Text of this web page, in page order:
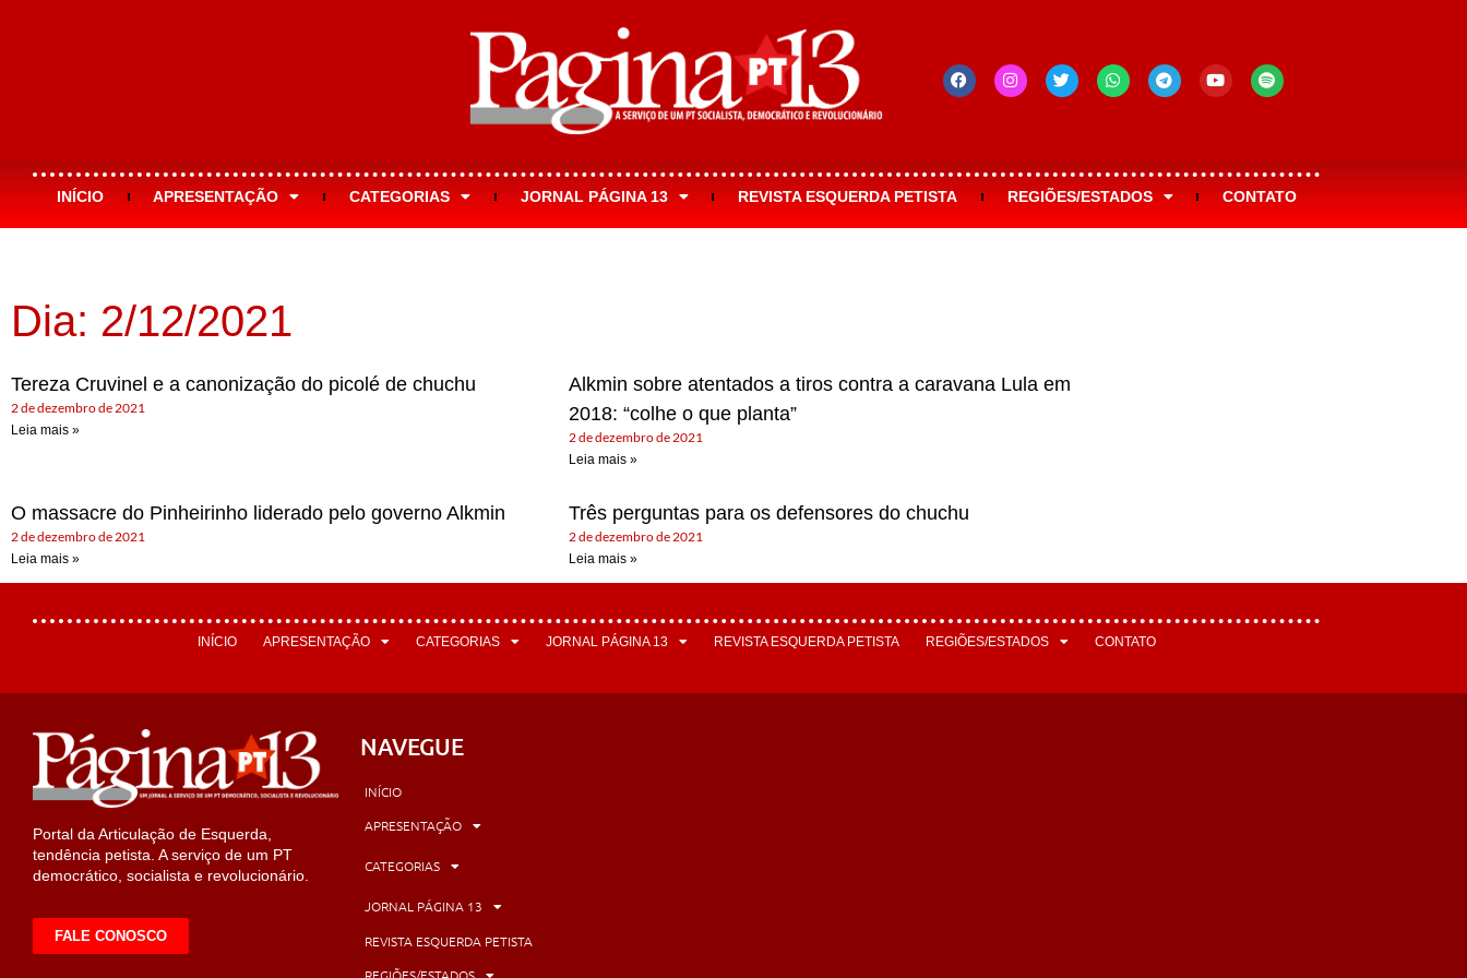
INÍCIO APRESENTAÇÃO CATEGORIAS JORNAL PÁGINA 13 REVISTA ESQUERDA PETISTA REGIÕES/ESTADOS CONTATO
Dia: 2/12/2021
Tereza Cruvinel e a canonização do picolé de chuchu
2 de dezembro de 2021
Leia mais »
Alkmin sobre atentados a tiros contra a caravana Lula em
2018: “colhe o que planta”
2 de dezembro de 2021
Leia mais »
O massacre do Pinheirinho liderado pelo governo Alkmin
2 de dezembro de 2021
Leia mais »
Três perguntas para os defensores do chuchu
2 de dezembro de 2021
Leia mais »
INÍCIO APRESENTAÇÃO CATEGORIAS JORNAL PÁGINA 13 REVISTA ESQUERDA PETISTA REGIÕES/ESTADOS CONTATO
Portal da Articulação de Esquerda,
tendência petista. A serviço de um PT
democrático, socialista e revolucionário.
FALE CONOSCO
NAVEGUE
INÍCIO
APRESENTAÇÃO
CATEGORIAS
JORNAL PÁGINA 13
REVISTA ESQUERDA PETISTA